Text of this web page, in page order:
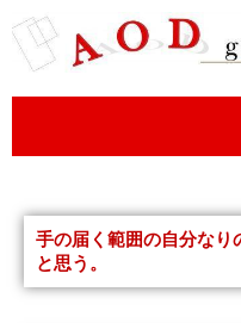
容
ス
ッ
手の届く範囲の自分なり
と思う。